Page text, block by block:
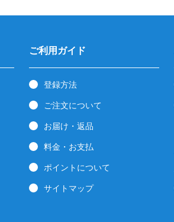
ご利用ガイド
登録方法
ご注文について
お届け・返品
料金・お支払
ポイントについて
サイトマップ